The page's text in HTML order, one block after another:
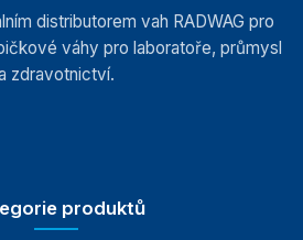
distributorem vah RADWAG pro
váhy pro laboratoře, průmysl
zdravotnictví.
produktů